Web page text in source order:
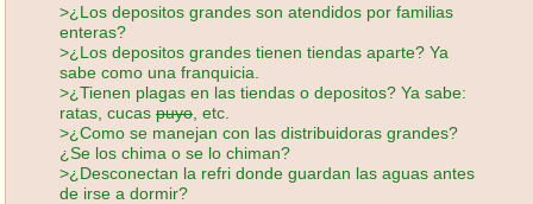
>¿Los depositos grandes son atendidos por familias
enteras?
>¿Los depositos grandes tienen tiendas aparte? Ya
sabe como una franquicia.
>¿Tienen plagas en las tiendas o depositos? Ya sabe:
ratas, cucas puyo , etc.
>¿Como se manejan con las distribuidoras grandes?
¿Se los chima o se lo chiman?
>¿Desconectan la refri donde guardan las aguas antes
de irse a dormir?